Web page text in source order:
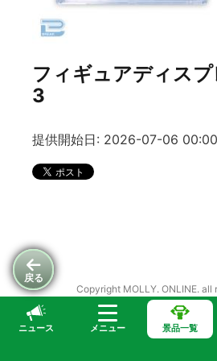
ニュース メニュー 景品一覧
戻る
フィギュアディス
3
提供開始日: 2026-07-06
Copyright MOLLY. ONLINE. all